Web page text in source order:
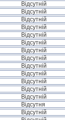
Відсутній
Відсутній
Відсутній
Відсутній
Відсутній
Відсутній
Відсутній
Відсутній
Відсутній
Відсутній
Відсутній
Відсутній
Відсутній
Відсутня
Відсутній